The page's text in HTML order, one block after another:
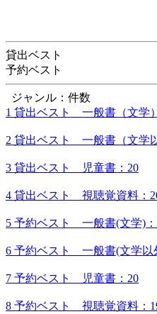
貸出ベスト
予約ベスト
ジャンル：件数
1 貸出ベスト 一般書（文学
2 貸出ベスト 一般書（文学
3 貸出ベスト 児童書：20
4 貸出ベスト 視聴覚資料：
5 予約ベスト 一般書(文学)
6 予約ベスト 一般書(文学以
7 予約ベスト 児童書：20
8 予約ベスト 視聴覚資料：